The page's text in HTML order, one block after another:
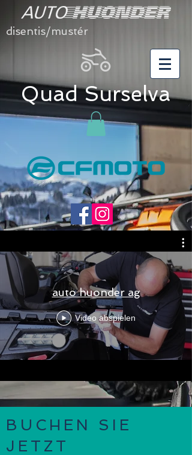
disentis/mustér
Quad Surselva
auto huonder ag
Video abspielen
BUCHEN SIE
JETZT